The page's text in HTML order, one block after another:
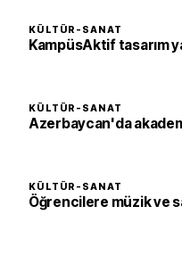
KÜLTÜR-SANAT
KampüsAktif tasarım
KÜLTÜR-SANAT
Azerbaycan'da
KÜLTÜR-SANAT
Öğrencilere müzik ve